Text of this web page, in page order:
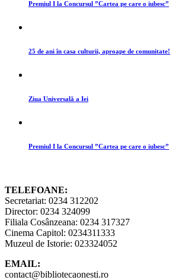
Premiul I la Concursul ”Cartea pe care o iubesc”
25 de ani în casa culturii, aproape de comunitate!
Ziua Universală a Iei
Premiul I la Concursul ”Cartea pe care o iubesc”
TELEFOANE:
Secretariat: 0234 312202
Director: 0234 324099
Filiala Cosânzeana: 0234 317327
Cinema Capitol: 0234311333
Muzeul de Istorie: 023324052
EMAIL:
contact@bibliotecaonesti.ro